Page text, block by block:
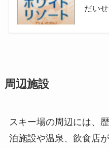
だい
周辺施設
スキー場の周辺には、
泊施設や温泉、飲食店